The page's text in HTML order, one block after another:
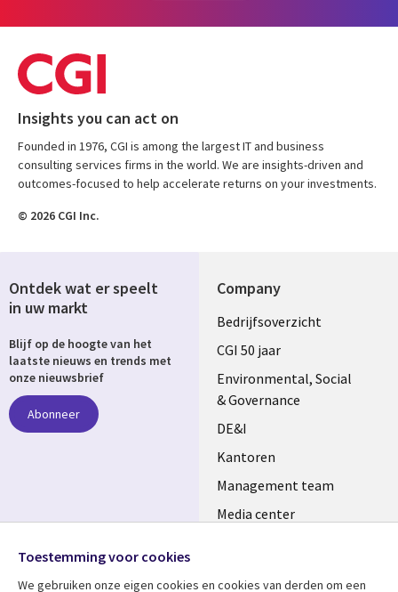
Insights you can act on
Founded in 1976, CGI is among the largest IT and business
consulting services firms in the world. We are insights-driven and
outcomes-focused to help accelerate returns on your investments.
© 2026 CGI Inc.
Company
Useful
links
NETHERLANDS
Bedrijfsoverzicht
CGI 50 jaar
Environmental, Social
& Governance
DE&I
Kantoren
Management team
Media center
Ontdek wat er speelt
in uw markt
Blijf op de hoogte van het
laatste nieuws en trends met
onze nieuwsbrief
Abonneer
Toestemming voor cookies
We gebruiken onze eigen cookies en cookies van derden om een ​​